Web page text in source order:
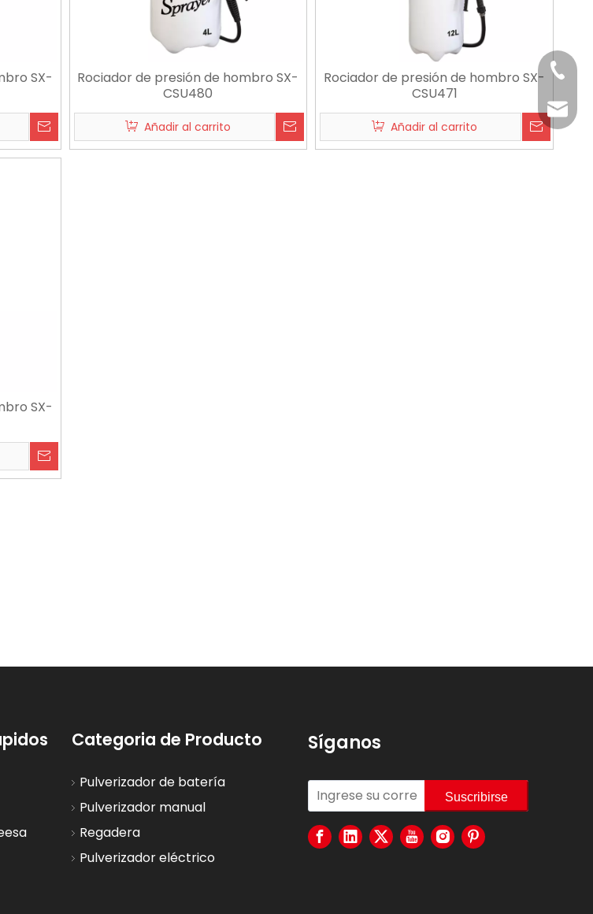
SX-
Rociador de presión de hombro SX-
CSU480
Añadir al carrito
Rociador de presión de hombro SX-
CSU471
Añadir al carrito
SX-
+86-
Categoria de Producto
Pulverizador de batería
Pulverizador manual
Regadera
Pulverizador eléctrico
Síganos
Suscribirse